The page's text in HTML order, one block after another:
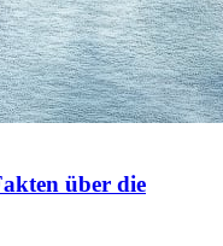
über die